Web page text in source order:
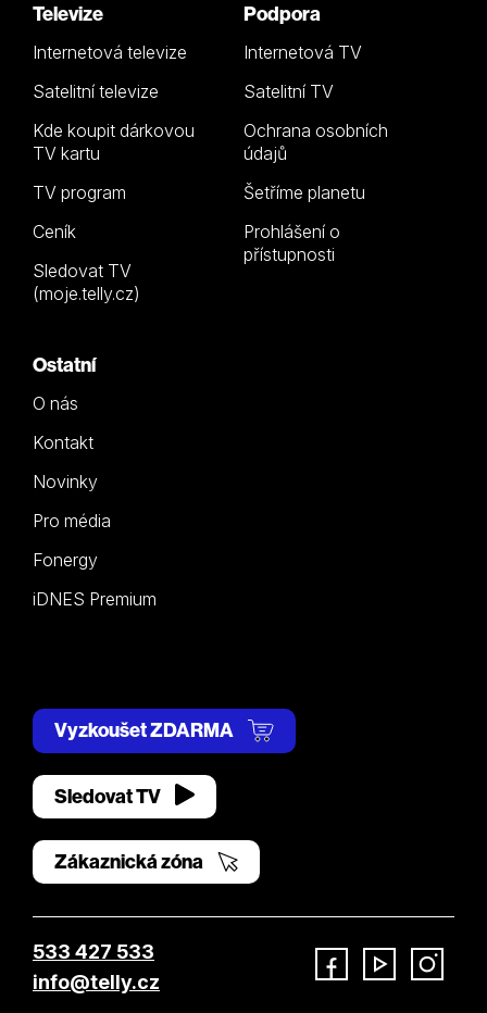
Televize
Internetová televize
Satelitní televize
Kde koupit dárkovou
TV kartu
TV program
Ceník
Sledovat TV
(moje.telly.cz)
Podpora
Internetová TV
Satelitní TV
Ochrana osobních
údajů
Šetříme planetu
Prohlášení o
přístupnosti
Ostatní
O nás
Kontakt
Novinky
Pro média
Fonergy
iDNES Premium
Vyzkoušet ZDARMA
Sledovat TV
Zákaznická zóna
533 427 533
info@telly.cz